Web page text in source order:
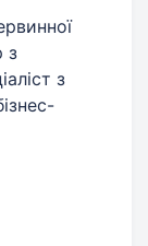
з
з